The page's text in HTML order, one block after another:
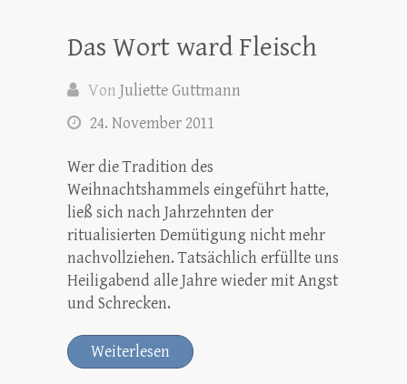
Das Wort ward Fleisch
Von Juliette Guttmann
24. November 2011
Wer die Tradition des
Weihnachtshammels eingeführt hatte,
ließ sich nach Jahrzehnten der
ritualisierten Demütigung nicht mehr
nachvollziehen. Tatsächlich erfüllte uns
Heiligabend alle Jahre wieder mit Angst
und Schrecken.
Weiterlesen